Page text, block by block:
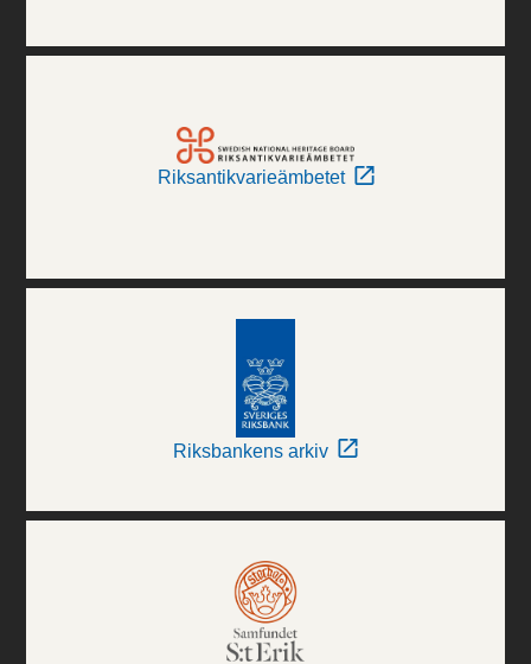
Riksantikvarieämbetet
Riksbankens arkiv